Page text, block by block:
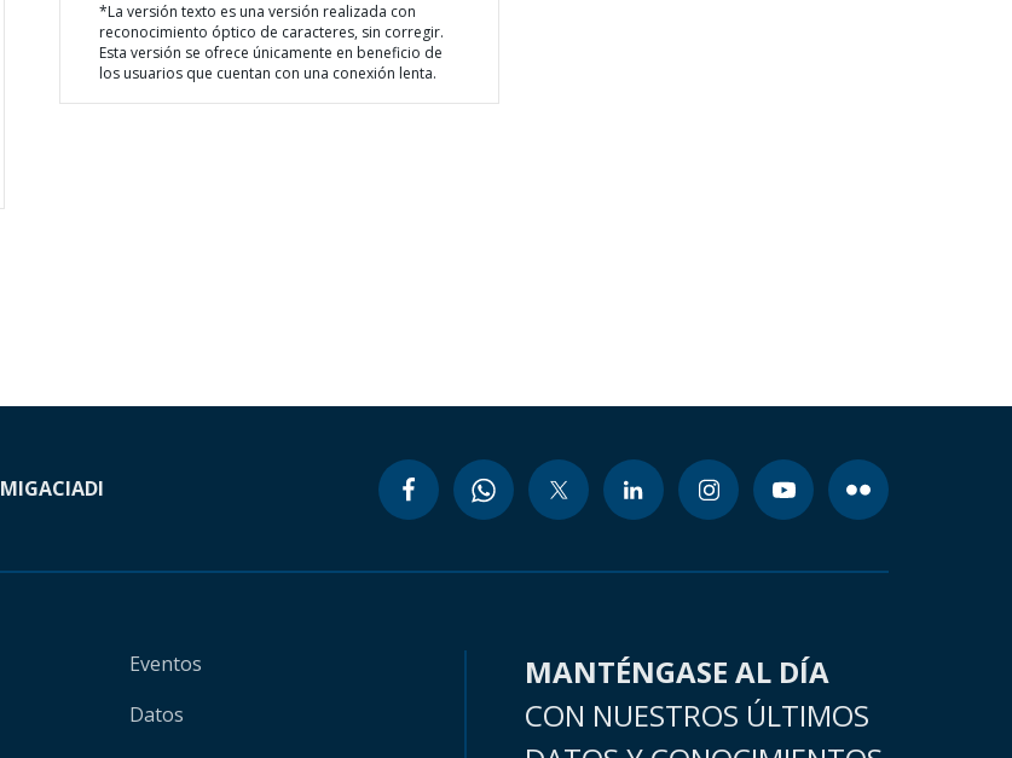
*La versión texto es una versión realizada con
reconocimiento óptico de caracteres, sin corregir.
Esta versión se ofrece únicamente en beneficio de
los usuarios que cuentan con una conexión lenta.
MIGACIADI
Eventos
Datos
MANTÉNGASE AL DÍA
CON NUESTROS ÚLTIMOS